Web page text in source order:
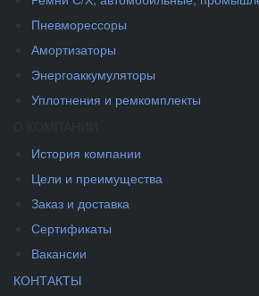
Пневморессоры
Амортизаторы
Энергоаккумуляторы
Уплотнения и ремкомплекты
История компании
Цели и преимущества
Заказ и доставка
Сертификаты
Вакансии
КОНТАКТЫ